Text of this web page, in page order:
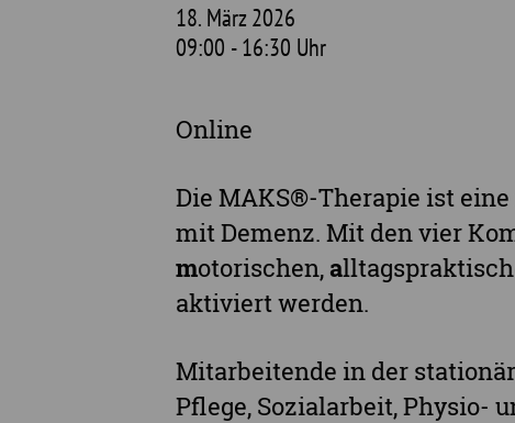
18. März 2026
09:00 - 16:30 Uhr
Online
Die MAKS®-Therapie ist
mit Demenz. Mit den vier
motorischen,a
aktiviert werden.
Mitarbeitende in der
Pflege, Sozialarbeit, Physio-